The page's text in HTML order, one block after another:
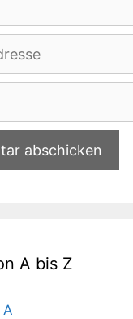
A bis Z